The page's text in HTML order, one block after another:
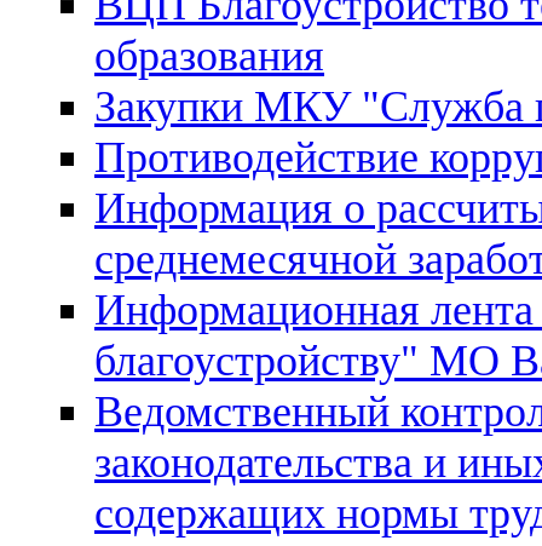
образования
Закупки МКУ "Служба
Противодействие
Информация о
среднемесячной
Информационная
благоустройству" МО
Ведомственный
законодательства и
содержащих нормы